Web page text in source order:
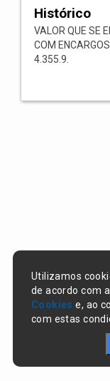
Histórico
VALOR QUE SE
COM
4.355.9.
Utilizamos
de acordo com
Cookies e, ao
com estas